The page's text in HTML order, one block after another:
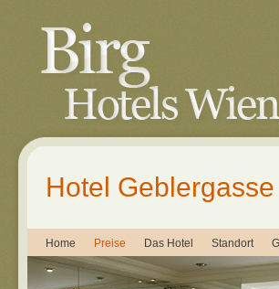
Hotel Geblergasse
Home Preise Das Hotel Standort